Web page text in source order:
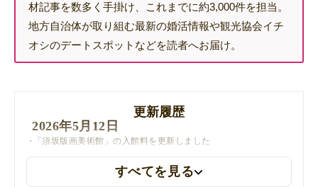
材記事を数多く手掛け、これまでに約3,000件を担当。
地方自治体が取り組む最新の婚活情報や観光協会イチ
オシのデートスポットなどを読者へお届け。
更新履歴
2026年5月12日
「須坂版画美術館」の入館料を更新しました
すべてを見る